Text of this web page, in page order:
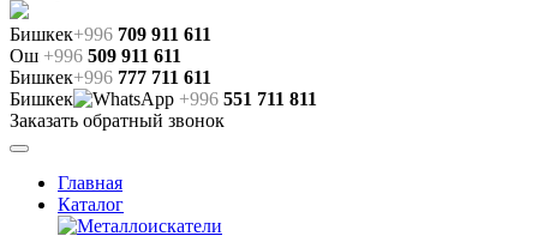
Бишкек+996 709 911 611
Ош +996 509 911 611
Бишкек+996 777 711 611
Бишкек
+996 551 711 811
Заказать обратный звонок
Главная
Каталог